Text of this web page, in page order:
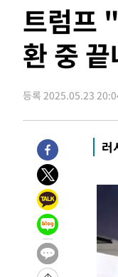
트럼프
환 중
등록 2025.05.23
러